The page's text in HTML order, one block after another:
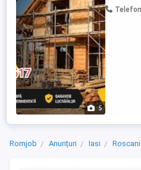
5
Romjob Anunțuri Iasi Roscani